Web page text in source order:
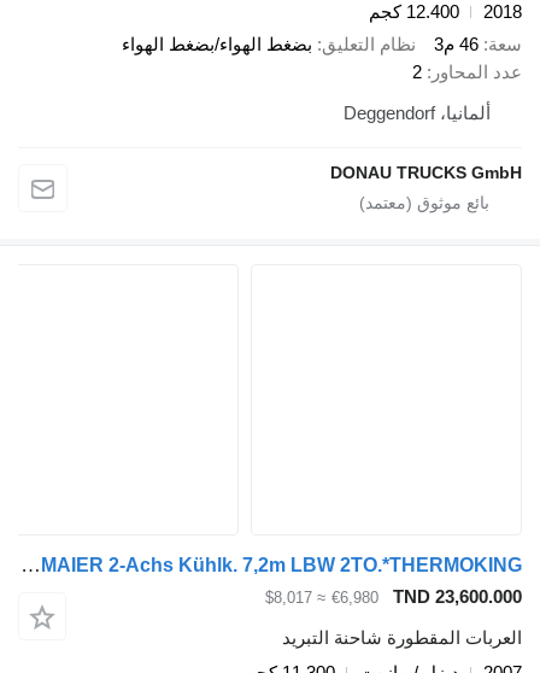
2018
12.400 كجم
سعة 46 م3 نظام التعليق بضغط الهواء/بضغط الهواء
عدد المحاور
2
ألمانيا، Deggendorf
DONAU TRUCKS GmbH
Obermaier OBERMAIER 2-Achs Kühlk. 7,2m LBW 2TO.*THERMOKING
TND 23,600.000
€6,980
≈ $8,017
العربات المقطورة شاحنة التبريد